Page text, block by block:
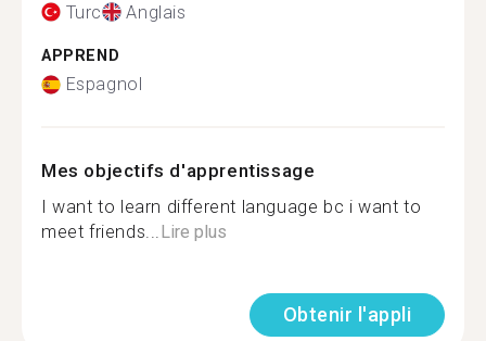
Turc Anglais
APPREND
Espagnol
Mes objectifs d'apprentissage
I want to learn different language bc i want to
meet friends...Lire plus
Obtenir l'appli